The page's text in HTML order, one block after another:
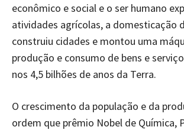
econômico e social e o ser humano
atividades agrícolas, a domesticação
construiu cidades e montou uma
produção e consumo de bens e
nos 4,5 bilhões de anos da Terra.
O crescimento da população e da
ordem que prêmio Nobel de Química,